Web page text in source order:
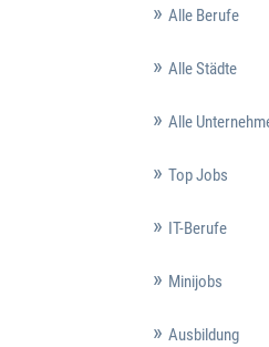
Alle Berufe
Alle Städte
Alle
Top Jobs
IT-Berufe
Minijobs
Ausbildung